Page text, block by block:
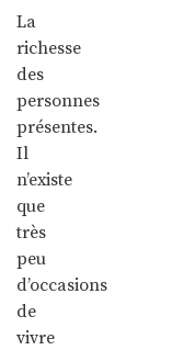
La
richesse
des
personnes
présentes.
Il
n’existe
que
très
peu
d’occasions
de
vivre